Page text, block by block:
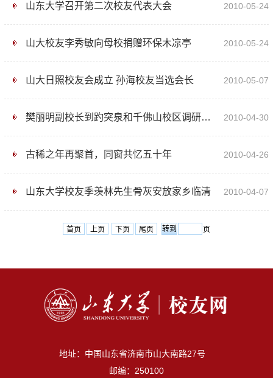
山东大学召开第二次校友代表大会 2010-05-24
山大校友李秀敏向母校捐赠环保木凉亭 2010-05-24
山大日照校友会成立 孙海校友当选会长 2010-05-07
樊丽明副校长到趵突泉和千佛山校区调研学校社会筹资工作 2010-04-30
古稀之年再聚首，同窗共忆五十年 2010-04-26
山东大学校友季羡林先生骨灰安放家乡临清 2010-04-07
首页 上页 下页 尾页 页
地址：中国山东省济南市山大南路27号
邮编：250100